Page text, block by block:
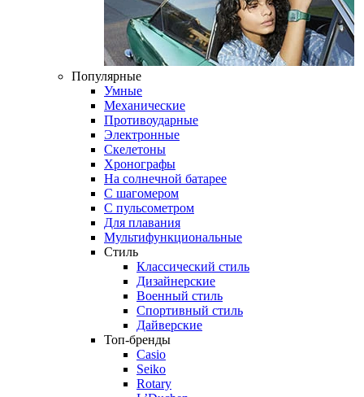
Популярные
Умные
Механические
Противоударные
Электронные
Скелетоны
Хронографы
На солнечной батарее
С шагомером
С пульсометром
Для плавания
Мультифункциональные
Стиль
Классический стиль
Дизайнерские
Военный стиль
Спортивный стиль
Дайверские
Топ-бренды
Casio
Seiko
Rotary